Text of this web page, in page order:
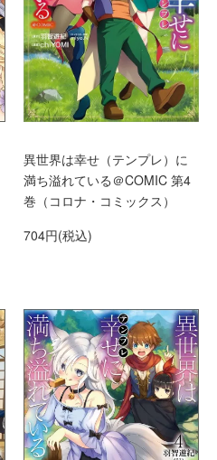
異世界は幸せ（テンプレ）に
満ち溢れている＠COMIC 第4
巻（コロナ・コミックス）
704円(税込)